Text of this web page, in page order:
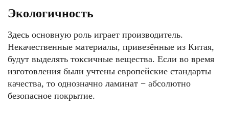
Экологичность
Здесь основную роль играет производитель.
Некачественные материалы, привезённые из Китая,
будут выделять токсичные вещества. Если во время
изготовления были учтены европейские стандарты
качества, то однозначно ламинат − абсолютно
безопасное покрытие.